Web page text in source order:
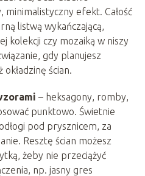
minimalistyczny efekt. Całość
listwą wykańczającą,
kolekcji czy mozaiką w niszy
gdy planujesz
ścian.
– heksagony, romby,
punktowo. Świetnie
pod prysznicem, za
Resztę ścian możesz
żeby nie przeciążyć
np. jasny gres